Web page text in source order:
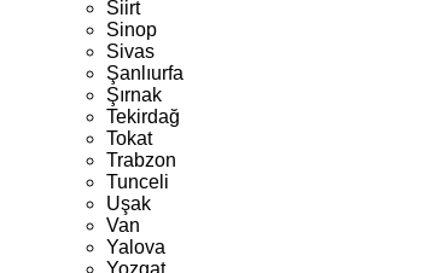
Siirt
Sinop
Sivas
Şanlıurfa
Şırnak
Tekirdağ
Tokat
Trabzon
Tunceli
Uşak
Van
Yalova
Yozgat